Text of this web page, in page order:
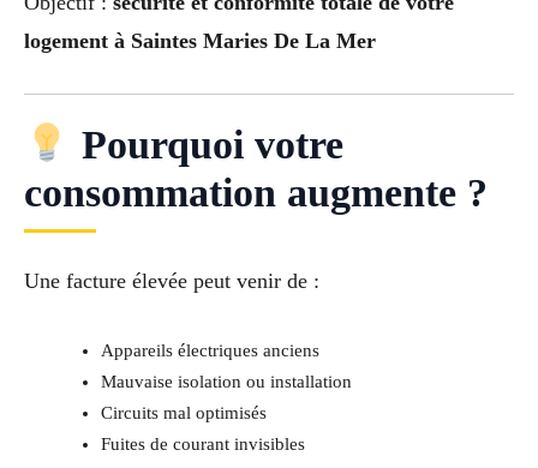
logement à Saintes Maries De La Mer
Pourquoi votre
consommation augmente ?
Une facture élevée peut venir de :
Appareils électriques anciens
Mauvaise isolation ou installation
Circuits mal optimisés
Fuites de courant invisibles